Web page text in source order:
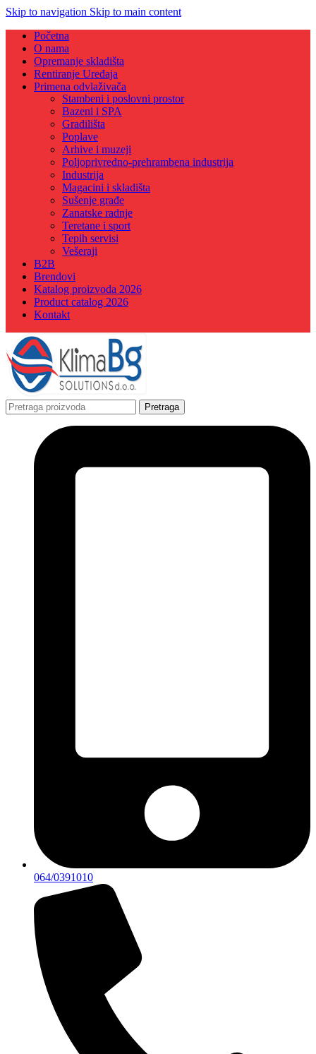
Skip to navigation Skip to main content
Početna
O nama
Opremanje skladišta
Rentiranje Uređaja
Primena odvlaživača
Stambeni i poslovni prostor
Bazeni i SPA
Gradilišta
Poplave
Arhive i muzeji
Poljoprivredno-prehrambena industrija
Industrija
Magacini i skladišta
Sušenje građe
Zanatske radnje
Teretane i sport
Tepih servisi
Vešeraji
B2B
Brendovi
Katalog proizvoda 2026
Product catalog 2026
Kontakt
Pretraga
064/0391010